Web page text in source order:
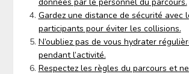
Gardez une distance de sécurité avec
participants pour éviter les collisions.
N’oubliez pas de vous hydrater
pendant l’activité.
Respectez les règles du parcours et